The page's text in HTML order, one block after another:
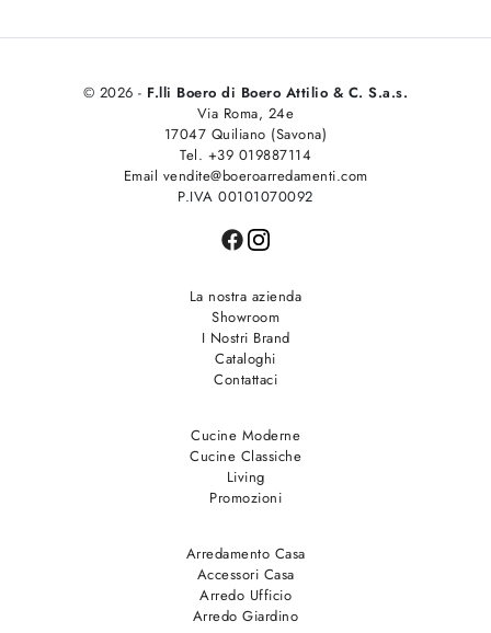
© 2026 - F.lli Boero di Boero Attilio & C. S.a.s.
Via Roma, 24e
17047 Quiliano (Savona)
Tel. +39 019887114
Email vendite@boeroarredamenti.com
P.IVA 00101070092
La nostra azienda
Showroom
I Nostri Brand
Cataloghi
Contattaci
Cucine Moderne
Cucine Classiche
Living
Promozioni
Arredamento Casa
Accessori Casa
Arredo Ufficio
Arredo Giardino